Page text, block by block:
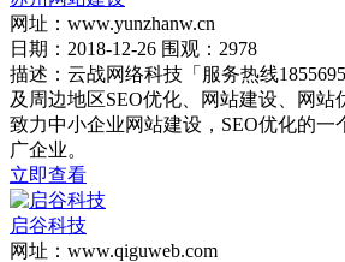
网址：www.yunzhanw.cn
日期：2018-12-26 围观：2978
描述：云战网络科技「服务热线
及周边地区SEO优化、网站建设、网站
致力中小企业网站建设，SEO优化的一
广企业。
立即查看
启谷科技
网址：www.qiguweb.com